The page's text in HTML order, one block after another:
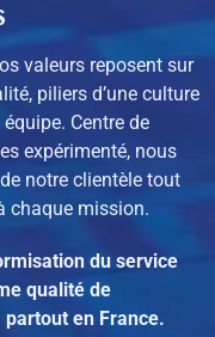
valeurs reposent sur
piliers d’une culture
Centre de
expérimenté, nous
notre clientèle tout
chaque mission.
du service
qualité de
en France.